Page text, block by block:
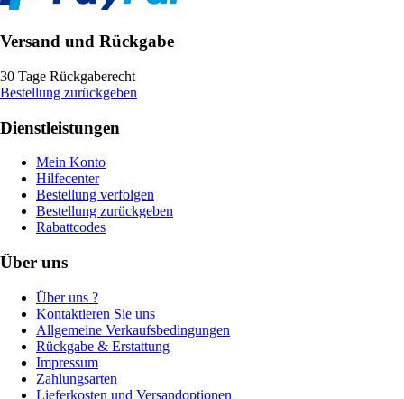
Versand und Rückgabe
30 Tage Rückgaberecht
Bestellung zurückgeben
Dienstleistungen
Mein Konto
Hilfecenter
Bestellung verfolgen
Bestellung zurückgeben
Rabattcodes
Über uns
Über uns ?
Kontaktieren Sie uns
Allgemeine Verkaufsbedingungen
Rückgabe & Erstattung
Impressum
Zahlungsarten
Lieferkosten und Versandoptionen